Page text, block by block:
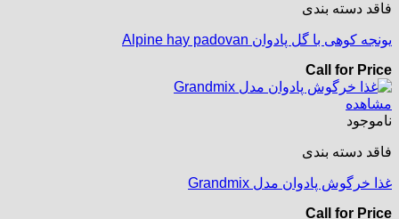
فاقد دسته بندی
یونجه کوهی با گل پادوان Alpine hay padovan
Call for Price
مشاهده
ناموجود
فاقد دسته بندی
غذا خرگوش پادوان مدل Grandmix
Call for Price